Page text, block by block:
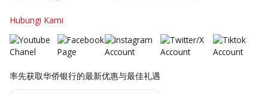
Hubungi Kami
率先获取华侨银行的最新优惠与最佳礼遇